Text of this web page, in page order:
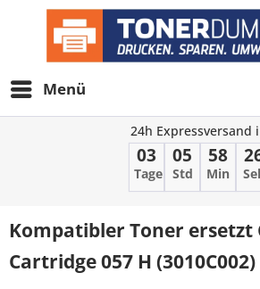
Menü
24h Expressversand
03
Tage
05
Std
58
Min
Kompatibler Toner ersetzt
Cartridge 057 H (3010C002)